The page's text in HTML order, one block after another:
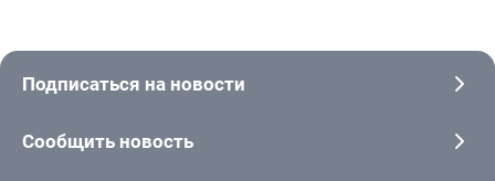
Подписаться на новости
Сообщить новость